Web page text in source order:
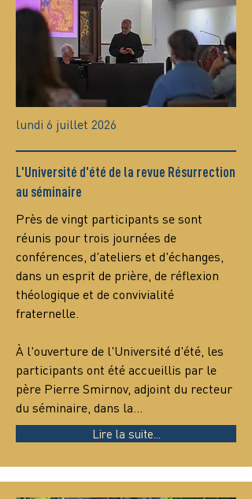
lundi 6 juillet 2026
L'Université d'été de la revue Résurrection
au séminaire
Près de vingt participants se sont
réunis pour trois journées de
conférences, d'ateliers et d'échanges,
dans un esprit de prière, de réflexion
théologique et de convivialité
fraternelle.
À l'ouverture de l'Université d'été, les
participants ont été accueillis par le
père Pierre Smirnov, adjoint du recteur
du séminaire, dans la…
Lire la suite...